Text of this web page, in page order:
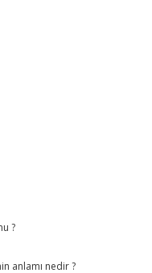
?
anlamı nedir ?